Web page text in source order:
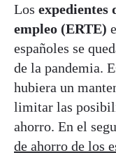
Los expedientes
empleo (ERTE)
españoles se
de la pandemia.
hubiera un
limitar las
ahorro. En el
de ahorro de los